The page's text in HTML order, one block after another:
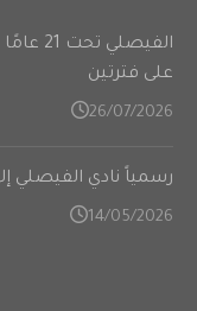
على فترتين
26/07/2026
رسمياً نادي الفيصلي
14/05/2026